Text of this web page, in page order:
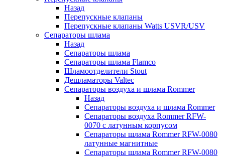
Назад
Перепускные клапаны
Перепускные клапаны Watts USVR/USV
Сепараторы шлама
Назад
Сепараторы шлама
Сепараторы шлама Flamco
Шламоотделители Stout
Дешламаторы Valtec
Сепараторы воздуха и шлама Rommer
Назад
Сепараторы воздуха и шлама Rommer
Сепараторы воздуха Rommer RFW-
0070 с латунным корпусом
Сепараторы шлама Rommer RFW-0080
латунные магнитные
Сепараторы шлама Rommer RFW-0080